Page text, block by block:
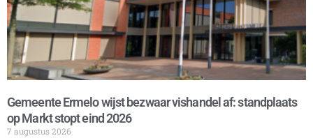
Gemeente Ermelo wijst bezwaar vishandel af: standplaats
op Markt stopt eind 2026
7 augustus 2026